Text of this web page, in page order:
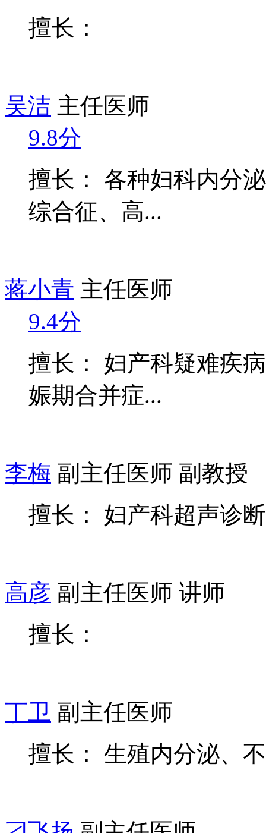
擅长：
吴洁 主任医师
9.8分
擅长： 各种妇科内分
综合征、高...
蒋小青 主任医师
9.4分
擅长： 妇产科疑难疾
娠期合并症...
李梅 副主任医师 副教授
擅长： 妇产科超声诊
高彦 副主任医师 讲师
擅长：
丁卫 副主任医师
擅长： 生殖内分泌、